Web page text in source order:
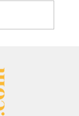
viral y
ser tu